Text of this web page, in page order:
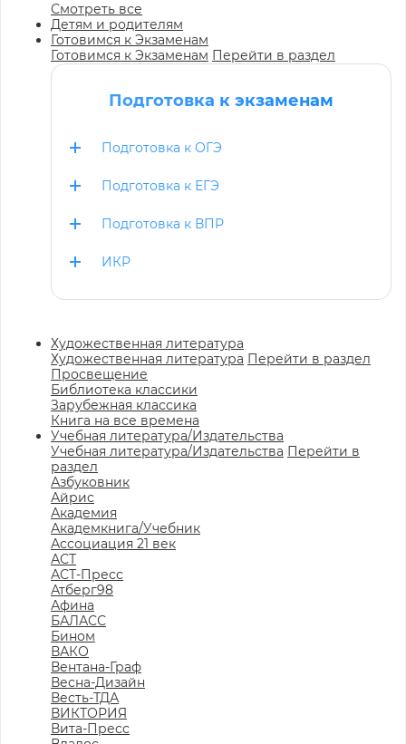
Смотреть все
Детям и родителям
Готовимся к Экзаменам
Готовимся к Экзаменам Перейти в раздел
Подготовка к экзаменам
Подготовка к ОГЭ
Подготовка к ЕГЭ
Подготовка к ВПР
ИКР
Художественная литература
Художественная литература Перейти в раздел
Просвещение
Библиотека классики
Зарубежная классика
Книга на все времена
Учебная литература/Издательства
Учебная литература/Издательства Перейти в
раздел
Азбуковник
Айрис
Академия
Академкнига/Учебник
Ассоциация 21 век
АСТ
АСТ-Пресс
Атберг98
Афина
БАЛАСС
Бином
ВАКО
Вентана-Граф
Весна-Дизайн
Весть-ТДА
ВИКТОРИЯ
Вита-Пресс